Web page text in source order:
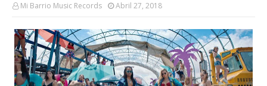
Mi Barrio Music Records Abril 27, 2018